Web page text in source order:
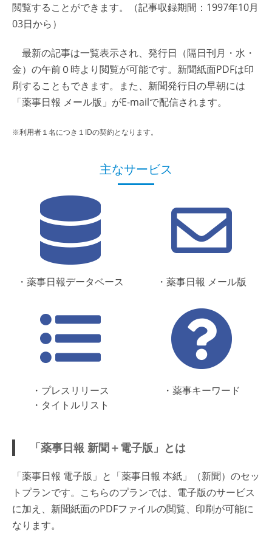
閲覧することができます。（記事収録期間：1997年10月
03日から）
最新の記事は一覧表示され、発行日（隔日刊月・水・
金）の午前０時より閲覧が可能です。新聞紙面PDFは印
刷することもできます。また、新聞発行日の早朝には
「薬事日報 メール版」がE-mailで配信されます。
※利用者１名につき１IDの契約となります。
主なサービス
・薬事日報データベース ・薬事日報 メール版
・プレスリリース
・タイトルリスト
・薬事キーワード
「薬事日報 新聞＋電子版」とは
「薬事日報 電子版」と「薬事日報 本紙」（新聞）のセッ
トプランです。こちらのプランでは、電子版のサービス
に加え、新聞紙面のPDFファイルの閲覧、印刷が可能に
なります。